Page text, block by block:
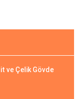
ve Çelik Gövde